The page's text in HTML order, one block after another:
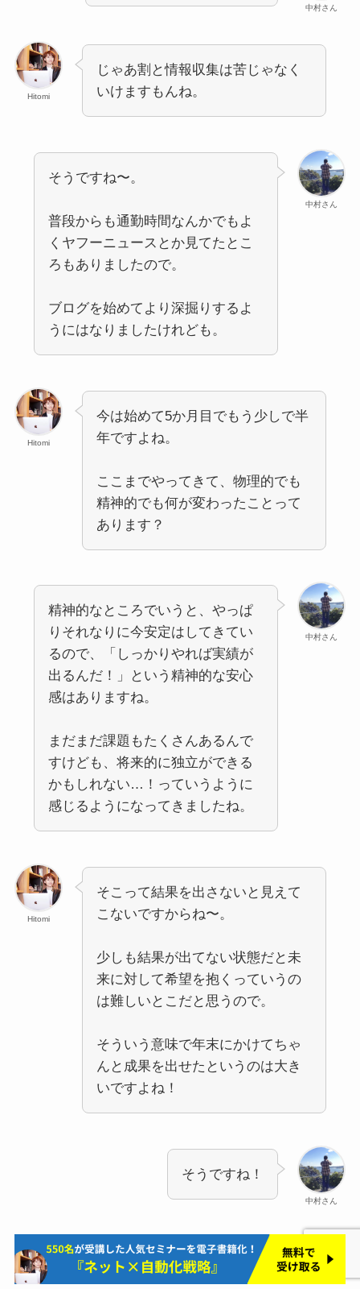
中村さん
Hitomi
じゃあ割と情報収集は苦じゃなく
いけますもんね。
中村さん
そうですね〜。
普段からも通勤時間なんかでもよ
くヤフーニュースとか見てたとこ
ろもありましたので。
ブログを始めてより深掘りするよ
うにはなりましたけれども。
Hitomi
今は始めて5か月目でもう少しで半
年ですよね。
ここまでやってきて、物理的でも
精神的でも何が変わったことって
あります？
中村さん
精神的なところでいうと、やっぱ
りそれなりに今安定はしてきてい
るので、「しっかりやれば実績が
出るんだ！」という精神的な安心
感はありますね。
まだまだ課題もたくさんあるんで
すけども、将来的に独立ができる
かもしれない…！っていうように
感じるようになってきましたね。
Hitomi
そこって結果を出さないと見えて
こないですからね〜。
少しも結果が出てない状態だと未
来に対して希望を抱くっていうの
は難しいとこだと思うので。
そういう意味で年末にかけてちゃ
んと成果を出せたというのは大き
いですよね！
中村さん
そうですね！